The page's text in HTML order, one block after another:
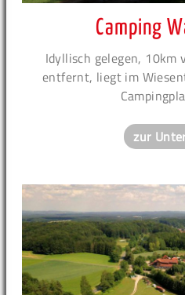
Camping
Idyllisch gelegen, 10km
entfernt, liegt im
zur